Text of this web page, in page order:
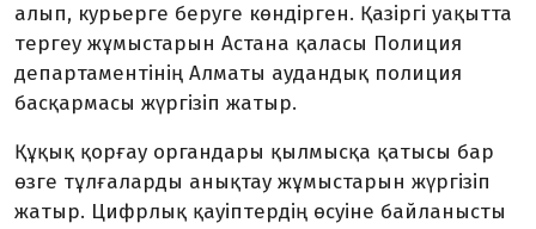
алып, курьерге беруге көндірген. Қазіргі уақытта
тергеу жұмыстарын Астана қаласы Полиция
департаментінің Алматы аудандық полиция
басқармасы жүргізіп жатыр.
Құқық қорғау органдары қылмысқа қатысы бар
өзге тұлғаларды анықтау жұмыстарын жүргізіп
жатыр. Цифрлық қауіптердің өсуіне байланысты